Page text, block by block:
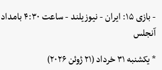
- بازی ۱۵:
آنجلس
* یکشنبه ۳۱ خرداد (۲۱ ژوئن ۲۰۲۶)